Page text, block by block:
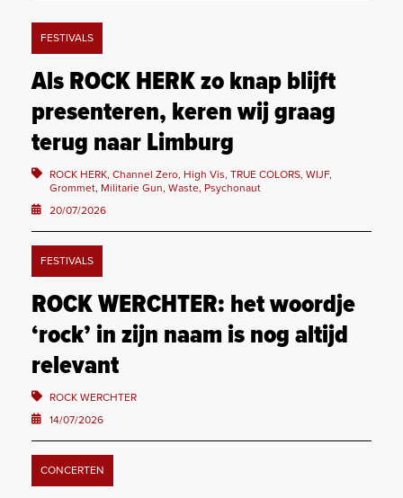
FESTIVALS
Als ROCK HERK zo knap blijft
presenteren, keren wij graag
terug naar Limburg
ROCK HERK, Channel Zero, High Vis, TRUE COLORS, WIJF,
Grommet, Militarie Gun, Waste, Psychonaut
20/07/2026
FESTIVALS
ROCK WERCHTER: het woordje
‘rock’ in zijn naam is nog altijd
relevant
ROCK WERCHTER
14/07/2026
CONCERTEN